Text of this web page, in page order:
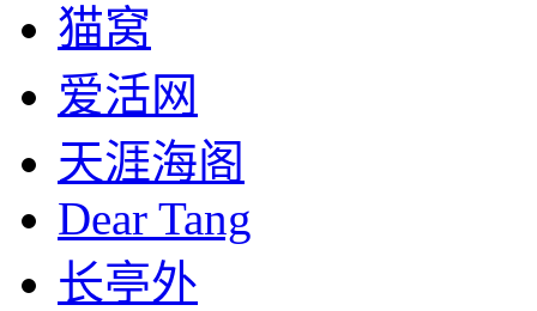
猫窝
爱活网
天涯海阁
Dear Tang
长亭外